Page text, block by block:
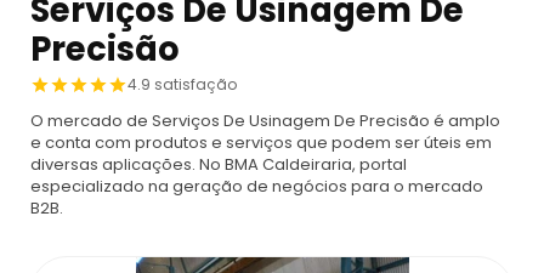
Produtos
Caldeiras
Automação De Caldeiras
Caldeira De Recuperação
Caldeira De Recuperação Celulose
Inspecao Feitas Em Caldeiras
Cotação Inspeção De Caldeiras
Cotar Inspeção De Caldeiras
Montagem De Caldeira
Empresa De Montagem De Caldeiras A Gás
Caldeiras A Vapor
Anuncie
Serviços De Usinagem De
Precisão
4.9 satisfação
O mercado de Serviços De Usinagem De Precisão é amplo
e conta com produtos e serviços que podem ser úteis em
diversas aplicações. No BMA Caldeiraria, portal
especializado na geração de negócios para o mercado
B2B.